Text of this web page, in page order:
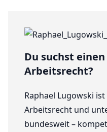
Du suchst
Arbeitsrecht?
Raphael Lugowski
Arbeitsrecht und
bundesweit –